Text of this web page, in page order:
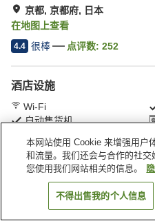
京都, 京都府, 日本
在地图上查看
4.4 很棒 点评数: 252
酒店设施
Wi-Fi
自动售货机
首页 日本 京都府 京都
搜索
本网站使用 Cookie 来增强用户
和流量。我们还会与合作的社
您使用我们网站相关的信息。
不得出售我的个人信息